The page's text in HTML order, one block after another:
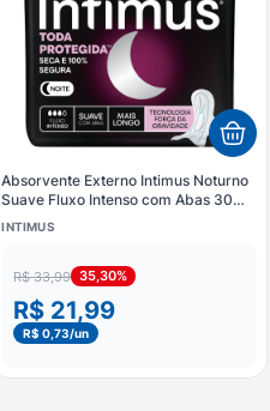
Absorvente Externo Intimus Noturno
Suave Fluxo Intenso com Abas 30
Unidades
INTIMUS
R$ 33,99 35,30%
R$ 21,99
R$ 0,73/un